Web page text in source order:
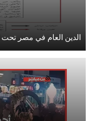
الدين العام في مصر تحت